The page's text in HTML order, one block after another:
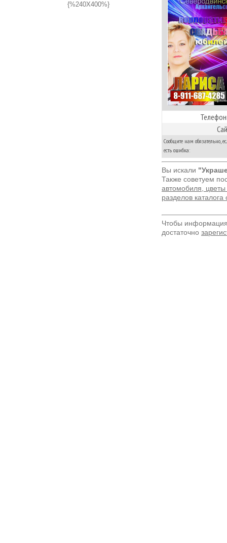
{%240X400%}
Сообщите нам обязательно,
есть ошибка:
Вы искали
Также советуем
автомобиля,
разделов
Чтобы
достаточно